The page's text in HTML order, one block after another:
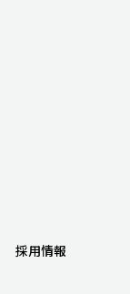
採用情報